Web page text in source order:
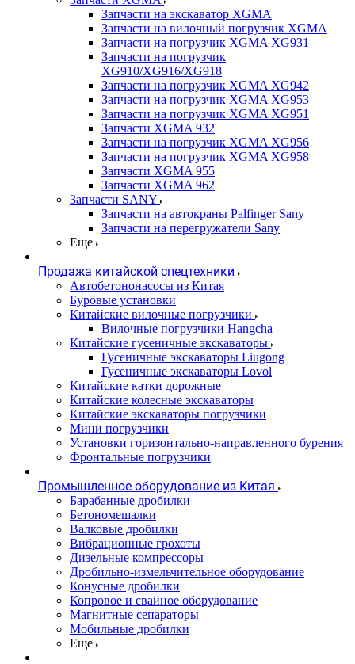
Запчасти на экскаватор XGMA
Запчасти на вилочный погрузчик XGMA
Запчасти на погрузчик XGMA XG931
Запчасти на погрузчик
XG910/XG916/XG918
Запчасти на погрузчик XGMA XG942
Запчасти на погрузчик XGMA XG953
Запчасти на погрузчик XGMA XG951
Запчасти XGMA 932
Запчасти на погрузчик XGMA XG956
Запчасти на погрузчик XGMA XG958
Запчасти XGMA 955
Запчасти XGMA 962
Запчасти SANY
Запчасти на автокраны Palfinger Sany
Запчасти на перегружатели Sany
Еще
Продажа китайской спецтехники
Автобетононасосы из Китая
Буровые установки
Китайские вилочные погрузчики
Вилочные погрузчики Hangcha
Китайские гусеничные экскаваторы
Гусеничные экскаваторы Liugong
Гусеничные экскаваторы Lovol
Китайские катки дорожные
Китайские колесные экскаваторы
Китайские экскаваторы погрузчики
Мини погрузчики
Установки горизонтально-направленного бурения
Фронтальные погрузчики
Промышленное оборудование из Китая
Барабанные дробилки
Бетономешалки
Валковые дробилки
Вибрационные грохоты
Дизельные компрессоры
Дробильно-измельчительное оборудование
Конусные дробилки
Копровое и свайное оборудование
Магнитные сепараторы
Мобильные дробилки
Еще